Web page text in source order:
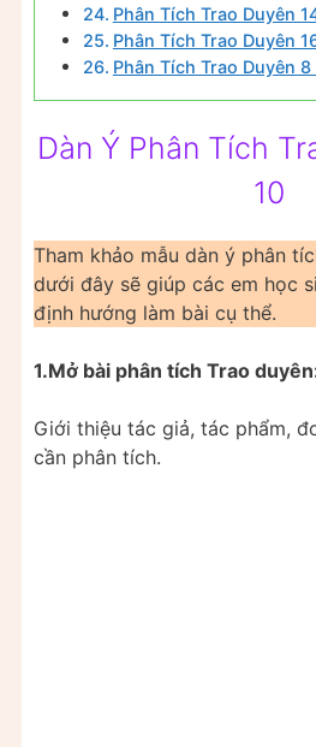
Phân Tích Trao Duyên
Phân Tích Trao Duyên
Phân Tích Trao Duyên
Dàn Ý Phân Tích
10
Tham khảo mẫu dàn ý phân
dưới đây sẽ giúp các em học
định hướng làm bài cụ thể.
1.Mở bài phân tích Trao
Giới thiệu tác giả, tác phẩm,
cần phân tích.